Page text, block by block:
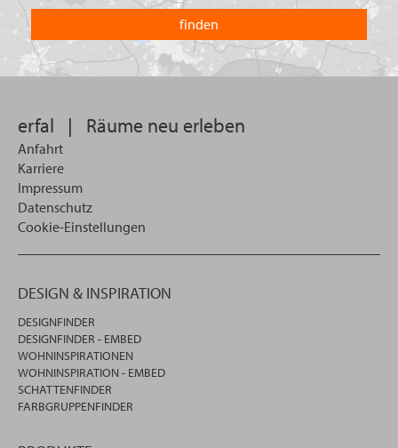
in
welchem
Land
Sie
suchen
erfal | Räume neu erleben
Anfahrt
Karriere
Impressum
Datenschutz
Cookie-Einstellungen
DESIGN & INSPIRATION
DESIGNFINDER
DESIGNFINDER - EMBED
WOHNINSPIRATIONEN
WOHNINSPIRATION - EMBED
SCHATTENFINDER
FARBGRUPPENFINDER